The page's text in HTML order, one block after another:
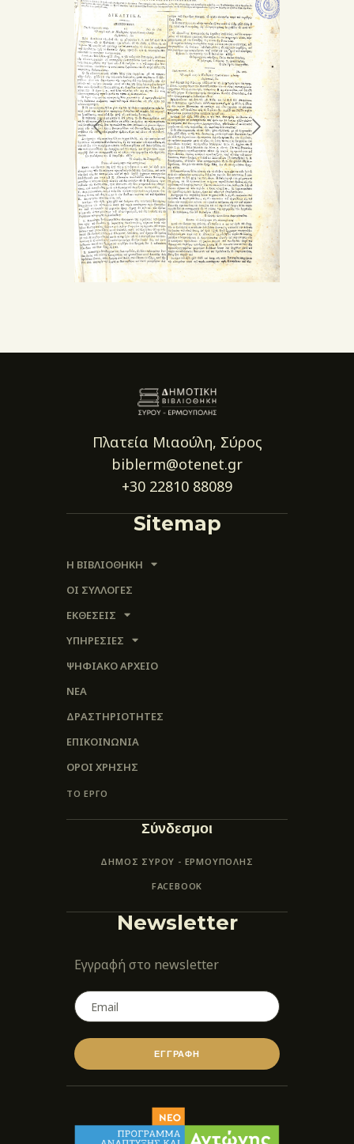
Πλατεία Μιαούλη, Σύρος
biblerm@otenet.gr
+30 22810 88089
Sitemap
Η ΒΙΒΛΙΟΘΗΚΗ
ΟΙ ΣΥΛΛΟΓΈΣ
ΕΚΘΕΣΕΙΣ
ΥΠΗΡΕΣΙΕΣ
ΨΗΦΙΑΚΌ ΑΡΧΕΊΟ
ΝΕΑ
ΔΡΑΣΤΗΡΙΟΤΗΤΕΣ
ΕΠΙΚΟΙΝΩΝΊΑ
ΌΡΟΙ ΧΡΉΣΗΣ
ΤΟ ΕΡΓΟ
Σύνδεσμοι
ΔΗΜΟΣ ΣΥΡΟΥ - ΕΡΜΟΎΠΟΛΗΣ
FACEBOOK
Newsletter
Εγγραφή στο newsletter
ΕΓΓΡΑΦΗ